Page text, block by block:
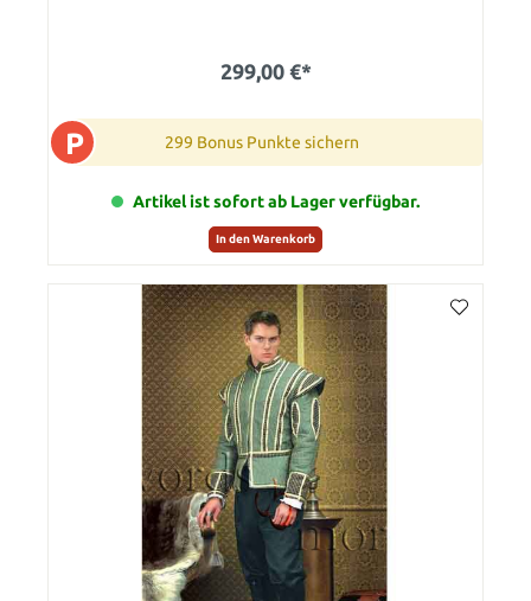
299,00 €*
P 299 Bonus Punkte sichern
Artikel ist sofort ab Lager verfügbar.
In den Warenkorb